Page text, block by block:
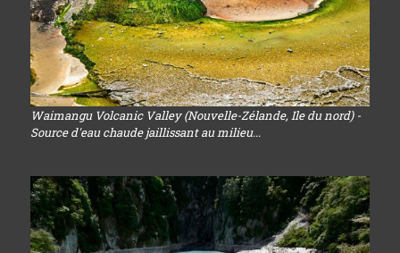
Waimangu Volcanic Valley (Nouvelle-Zélande, Ile du nord) -
Source d'eau chaude jaillissant au milieu...